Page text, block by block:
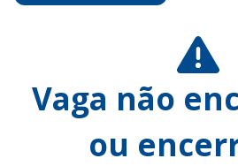
Vaga não
ou